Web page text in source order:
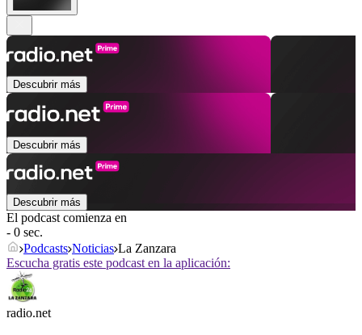
Descubrir más
Descubrir más
Descubrir más
El podcast comienza en
- 0 sec.
Podcasts Noticias La Zanzara
Escucha gratis este podcast en la aplicación:
radio.net